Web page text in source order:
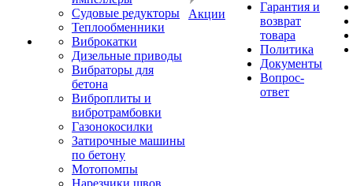
Судовые редукторы
Теплообменники
Виброкатки
Дизельные приводы
Вибраторы для
бетона
Виброплиты и
вибротрамбовки
Газонокосилки
Затирочные машины
по бетону
Мотопомпы
Нарезчики швов
Акции
Гарантия и
возврат
товара
Политика
Документы
Вопрос-
ответ